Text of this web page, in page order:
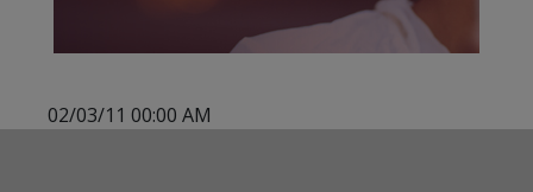
02/03/11 00:00 AM